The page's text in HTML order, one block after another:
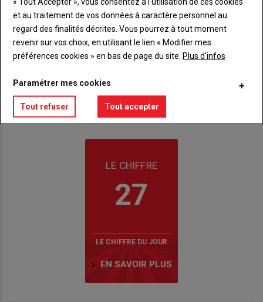
Toutes les semaines Des faits d'actualités agricoles,
viticoles et rurales destinées aux agriculteurs de l'Indre.
LE CHIFFRE
27
LE CHIFFRE DU JOUR
EN SAVOIR PLUS
et au traitement de vos données à caractère personnel au
regard des finalités décrites. Vous pourrez à tout moment
revenir sur vos choix, en utilisant le lien « Modifier mes
préférences cookies » en bas de page du site. Plus d'infos
Paramétrer mes cookies
Tout refuser Tout accepter